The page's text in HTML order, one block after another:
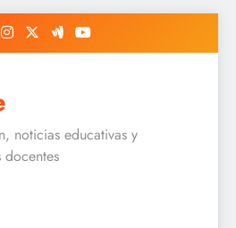
noticias educativas y
docentes